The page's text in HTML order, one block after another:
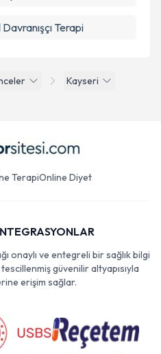
Kayseri
Terapi
TerapiOnline Diyet
onaylı ve entegreli bir sağlık bilgi
güvenilir altyapısıyla
erişim sağlar.